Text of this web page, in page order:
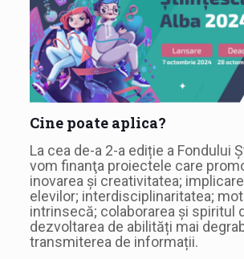
Cine poate aplica?
La cea de-a 2-a ediție a Fondului
vom finanţa proiectele care
inovarea și creativitatea;
elevilor; interdisciplinaritatea;
intrinsecă; colaborarea și spiritul
dezvoltarea de abilități mai
transmiterea de informații.